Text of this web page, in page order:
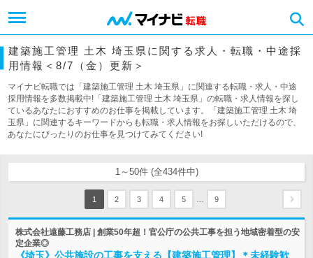
建築施工管理 土木 埼玉県に関する求人・転職・中途採
用情報＜8/7（金）更新＞
マイナビ転職では「建築施工管理 土木 埼玉県」に関連する転職・求人・中途
採用情報を多数掲載中!「建築施工管理 土木 埼玉県」の転職・求人情報を探し
ているあなたにおすすめのお仕事を掲載しています。「建築施工管理 土木 埼
玉県」に関連するキーワードからも転職・求人情報をお探しいただけるので、
あなたにぴったりのお仕事を見つけてみてください!
1～50件 (全434件中)
1 2 3 4 5 9
株式会社遠藤工務店 | 創業50年超！官公庁の公共工事を担う地域密着型の安
定企業◎
《埼玉》公共施設の工事を支える【建築施工管理】＊未経験歓